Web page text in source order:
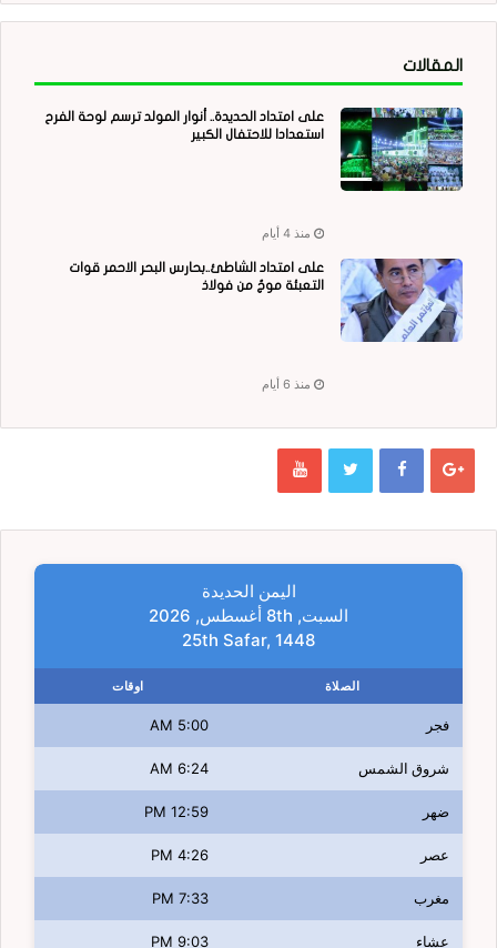
المقالات
على امتداد الحديدة.. أنوار المولد ترسم لوحة الفرح
استعدادا للاحتفال الكبير
منذ 4 أيام
على امتداد الشاطئ..بحارس البحر الاحمر قوات
التعبئة موجٌ من فولاذ
منذ 6 أيام
اليمن الحديدة
السبت, 8th أغسطس, 2026
25th Safar, 1448
الصلاة اوقات
فجر 5:00 AM
شروق الشمس 6:24 AM
ضهر 12:59 PM
عصر 4:26 PM
مغرب 7:33 PM
عشاء 9:03 PM